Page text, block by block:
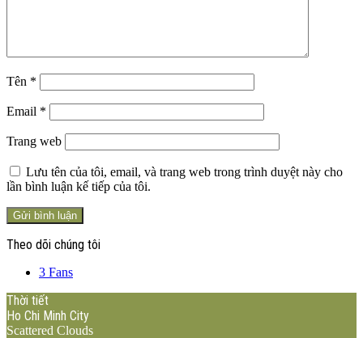
Tên *
Email *
Trang web
Lưu tên của tôi, email, và trang web trong trình duyệt này cho
lần bình luận kế tiếp của tôi.
Theo dõi chúng tôi
3 Fans
Thời tiết
Ho Chi Minh City
Scattered Clouds